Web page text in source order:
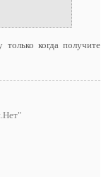
когда получите